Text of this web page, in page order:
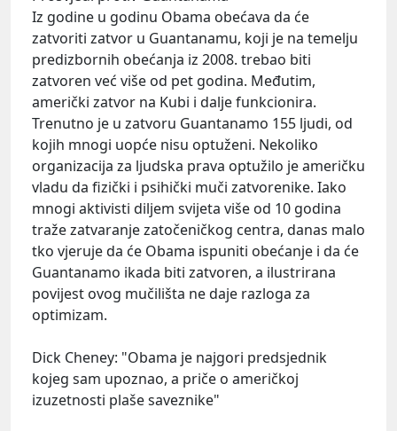
Iz godine u godinu Obama obećava da će
zatvoriti zatvor u Guantanamu, koji je na temelju
predizbornih obećanja iz 2008. trebao biti
zatvoren već više od pet godina. Međutim,
američki zatvor na Kubi i dalje funkcionira.
Trenutno je u zatvoru Guantanamo 155 ljudi, od
kojih mnogi uopće nisu optuženi. Nekoliko
organizacija za ljudska prava optužilo je američku
vladu da fizički i psihički muči zatvorenike. Iako
mnogi aktivisti diljem svijeta više od 10 godina
traže zatvaranje zatočeničkog centra, danas malo
tko vjeruje da će Obama ispuniti obećanje i da će
Guantanamo ikada biti zatvoren, a ilustrirana
povijest ovog mučilišta ne daje razloga za
optimizam.
Dick Cheney: "Obama je najgori predsjednik
kojeg sam upoznao, a priče o američkoj
izuzetnosti plaše saveznike"